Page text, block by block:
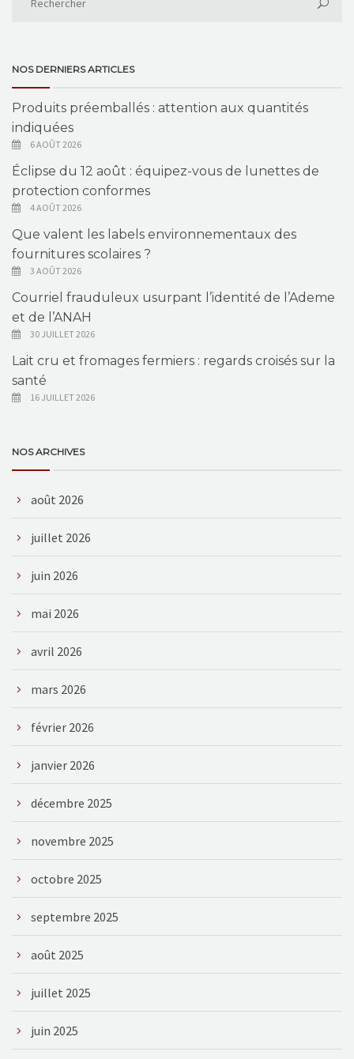
NOS DERNIERS ARTICLES
Produits préemballés : attention aux quantités
indiquées
6 AOÛT 2026
Éclipse du 12 août : équipez-vous de lunettes de
protection conformes
4 AOÛT 2026
Que valent les labels environnementaux des
fournitures scolaires ?
3 AOÛT 2026
Courriel frauduleux usurpant l’identité de l’Ademe
et de l’ANAH
30 JUILLET 2026
Lait cru et fromages fermiers : regards croisés sur la
santé
16 JUILLET 2026
NOS ARCHIVES
août 2026
juillet 2026
juin 2026
mai 2026
avril 2026
mars 2026
février 2026
janvier 2026
décembre 2025
novembre 2025
octobre 2025
septembre 2025
août 2025
juillet 2025
juin 2025